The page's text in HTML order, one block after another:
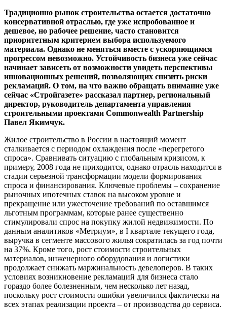
Традиционно рынок строительства остается достаточно
консервативной отраслью, где уже испробованное и
дешевое, но рабочее решение, часто становится
приоритетным критерием выбора используемого
материала. Однако не меняться вместе с ускоряющимся
прогрессом невозможно. Устойчивость бизнеса уже сейчас
начинает зависеть от возможности увидеть перспективы
инновационных решений, позволяющих снизить риски
рекламаций. О том, на что важно обращать внимание уже
сейчас «Стройгазете» рассказал партнер, региональный
директор, руководитель департамента управления
строительными проектами Commonwealth Partnership
Павел Якимчук.
Жилое строительство в России в настоящий момент
сталкивается с периодом охлаждения после «перегретого
спроса». Сравнивать ситуацию с глобальным кризисом, к
примеру, 2008 года не приходится, однако отрасль находится в
стадии серьезной трансформации модели формирования
спроса и финансирования. Ключевые проблемы – сохранение
рыночных ипотечных ставок на высоком уровне и
прекращение или ужесточение требований по оставшимся
льготным программам, которые ранее существенно
стимулировали спрос на покупку жилой недвижимости. По
данным аналитиков «Метриум», в I квартале текущего года,
выручка в сегменте массового жилья сократилась за год почти
на 37%. Кроме того, рост стоимости строительных
материалов, инженерного оборудования и логистики
продолжает снижать маржинальность девелоперов. В таких
условиях возникновение рекламаций для бизнеса стало
гораздо более болезненным, чем несколько лет назад,
поскольку рост стоимости ошибки увеличился фактически на
всех этапах реализации проекта – от производства до сервиса.